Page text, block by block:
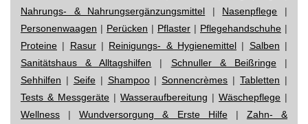
Nahrungs- & Nahrungsergänzungsmittel | Nasenpflege |
Personenwaagen | Perücken | Pflaster | Pflegehandschuhe |
Proteine | Rasur| Reinigungs- & Hygienemittel | Salben |
Sanitätshaus & Alltagshilfen | Schnuller & Beißringe|
Sehhilfen | Seife| Shampoo|Sonnencrèmes |Tabletten |
Tests & Messgeräte | Wasseraufbereitung | Wäschepflege |
Wellness |Wundversorgung & Erste Hilfe| Zahn- &